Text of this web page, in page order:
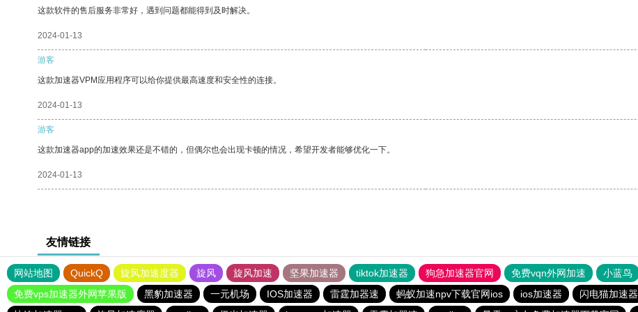
这款软件的售后服务非常好，遇到问题都能得到及时解决。
2024-01-13
游客
这款加速器VPM应用程序可以给你提供最高速度和安全性的连接。
2024-01-13
游客
这款加速器app的加速效果还是不错的，但偶尔也会出现卡顿的情况，希望开发者能够优化一下。
2024-01-13
友情链接
网站地图 QuickQ 旋风加速度器 旋风 旋风加速 坚果加速器 tiktok加速器 狗急加速器官网 免费vqn外网加速 小蓝鸟
免费vps加速器外网苹果版
黑豹加速器 一元机场 IOS加速器 雷霆加器速 蚂蚁加速npv下载官网ios ios加速器 闪电猫加速器